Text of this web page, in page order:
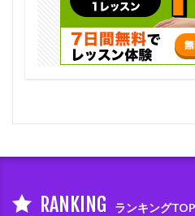
RANKING ランキング